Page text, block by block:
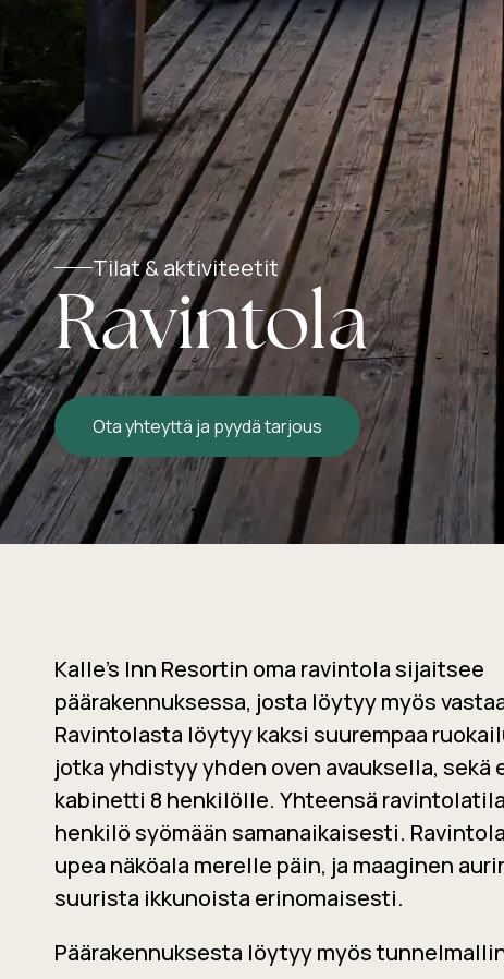
Tilat & aktiviteetit
Ravintola
Ota yhteyttä ja pyydä tarjous
Kalle’s Inn Resortin oma ravintola sijaitsee
päärakennuksessa, josta löytyy myös
Ravintolasta löytyy kaksi suurempaa
jotkayhdistyyyhden oven avauksella, sekä
kabinetti 8 henkilölle. Yhteensä
henkilö syömään samanaikaisesti.
upea näköala merelle päin, ja maaginen
suurista ikkunoista erinomaisesti.
Päärakennuksesta löytyy myös